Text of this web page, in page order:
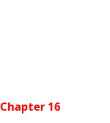
Chapter 16